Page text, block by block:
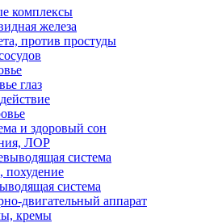
комплексы
железа
против простуды
глаз
и здоровый сон
ЛОР
система
похудение
система
двигательный аппарат
кремы